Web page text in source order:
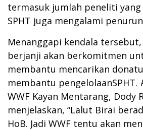
termasuk jumlah peneliti
SPHT juga mengalami
Menanggapi kendala tersebut,
berjanji akan berkomitmen
membantu mencarikan
membantu pengelolaanSPHT.
WWF Kayan Mentarang, Dody
menjelaskan, “Lalut Birai
HoB. Jadi WWF tentu akan